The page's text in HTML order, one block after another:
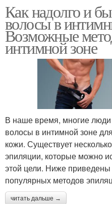
Как надолго и
волосы в
Возможные
интимной зоне
В наше время, многие люди
волосы в интимной зоне
кожи. Существует
эпиляции, которые можно
этой цели. Ниже
популярных методов
читать дальше →